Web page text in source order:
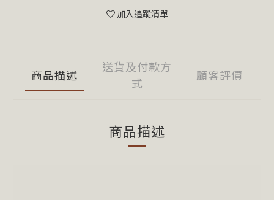
加入追蹤清單
商品描述
送貨及付款方
式
顧客評價
商品描述